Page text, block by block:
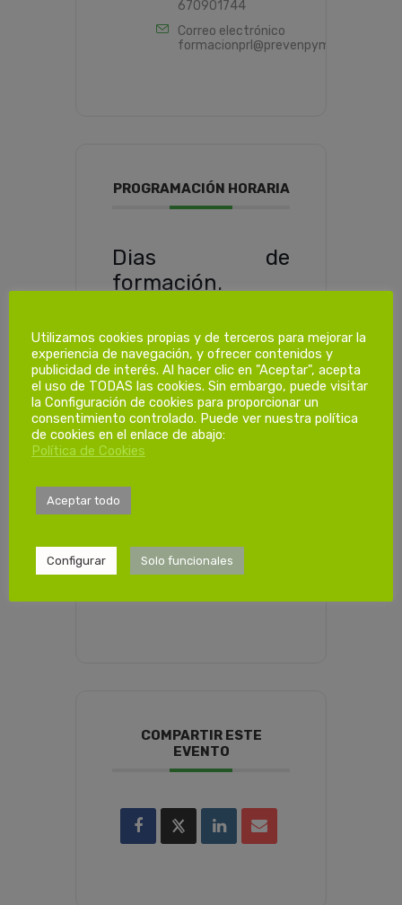
670901744
Correo electrónico
formacionprl@prevenpyme.es
PROGRAMACIÓN HORARIA
Dias de
formación.
1ª Sesión
Viernes 18/10/2024
de 15:00 a 19:30
2ª Sesión
Sábado 19/10/2024
Sábado 26/10/2024
COMPARTIR ESTE
EVENTO
Utilizamos cookies propias y de terceros para mejorar la
experiencia de navegación, y ofrecer contenidos y
publicidad de interés. Al hacer clic en "Aceptar", acepta
el uso de TODAS las cookies. Sin embargo, puede visitar
la Configuración de cookies para proporcionar un
consentimiento controlado. Puede ver nuestra política
de cookies en el enlace de abajo:
Política de Cookies
Aceptar todo
Configurar Solo funcionales